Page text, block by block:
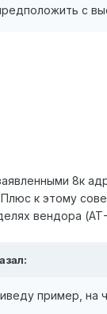
с
8к
к этому
вендора
пример, на